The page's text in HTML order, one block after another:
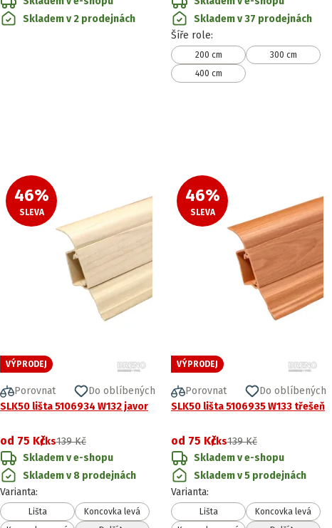
Skladem v 2 prodejnách
Skladem v 37 prodejnách
Šíře role:
200 cm
300 cm
400 cm
46%
SLEVA
VÝPRODEJ
Porovnat
Do oblíbených
SLK50 lišta 5106934 W132 javor
od 75 Kč/ks139 Kč
Skladem v e-shopu
Skladem v 8 prodejnách
Varianta:
Lišta
Koncovka levá
46%
SLEVA
VÝPRODEJ
Porovnat
Do oblíbených
SLK50 lišta 5106935 W133 třešeň
od 75 Kč/ks139 Kč
Skladem v e-shopu
Skladem v 5 prodejnách
Varianta:
Lišta
Koncovka levá